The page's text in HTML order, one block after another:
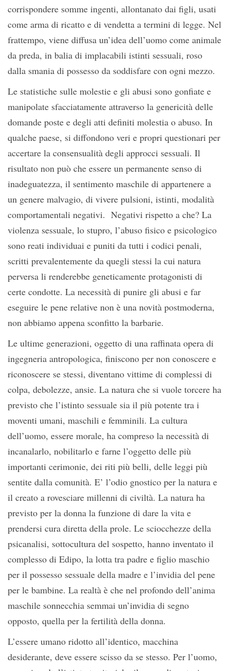
corrispondere somme ingenti, allontanato dai figli, usati
come arma di ricatto e di vendetta a termini di legge. Nel
frattempo, viene diffusa un’idea dell’uomo come animale
da preda, in balia di implacabili istinti sessuali, roso
dalla smania di possesso da soddisfare con ogni mezzo.
Le statistiche sulle molestie e gli abusi sono gonfiate e
manipolate sfacciatamente attraverso la genericità delle
domande poste e degli atti definiti molestia o abuso. In
qualche paese, si diffondono veri e propri questionari per
accertare la consensualità degli approcci sessuali. Il
risultato non può che essere un permanente senso di
inadeguatezza, il sentimento maschile di appartenere a
un genere malvagio, di vivere pulsioni, istinti, modalità
comportamentali negativi. Negativi rispetto a che? La
violenza sessuale, lo stupro, l’abuso fisico e psicologico
sono reati individuai e puniti da tutti i codici penali,
scritti prevalentemente da quegli stessi la cui natura
perversa li renderebbe geneticamente protagonisti di
certe condotte. La necessità di punire gli abusi e far
eseguire le pene relative non è una novità postmoderna,
non abbiamo appena sconfitto la barbarie.
Le ultime generazioni, oggetto di una raffinata opera di
ingegneria antropologica, finiscono per non conoscere e
riconoscere se stessi, diventano vittime di complessi di
colpa, debolezze, ansie. La natura che si vuole torcere ha
previsto che l’istinto sessuale sia il più potente tra i
moventi umani, maschili e femminili. La cultura
dell’uomo, essere morale, ha compreso la necessità di
incanalarlo, nobilitarlo e farne l’oggetto delle più
importanti cerimonie, dei riti più belli, delle leggi più
sentite dalla comunità. E’ l’odio gnostico per la natura e
il creato a rovesciare millenni di civiltà. La natura ha
previsto per la donna la funzione di dare la vita e
prendersi cura diretta della prole. Le sciocchezze della
psicanalisi, sottocultura del sospetto, hanno inventato il
complesso di Edipo, la lotta tra padre e figlio maschio
per il possesso sessuale della madre e l’invidia del pene
per le bambine. La realtà è che nel profondo dell’anima
maschile sonnecchia semmai un’invidia di segno
opposto, quella per la fertilità della donna.
L’essere umano ridotto all’identico, macchina
desiderante, deve essere scisso da se stesso. Per l’uomo,